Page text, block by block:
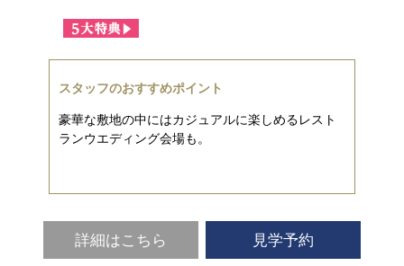
スタッフのおすすめポイント
豪華な敷地の中にはカジュアルに楽しめるレスト
ランウエディング会場も。
詳細はこちら 見学予約